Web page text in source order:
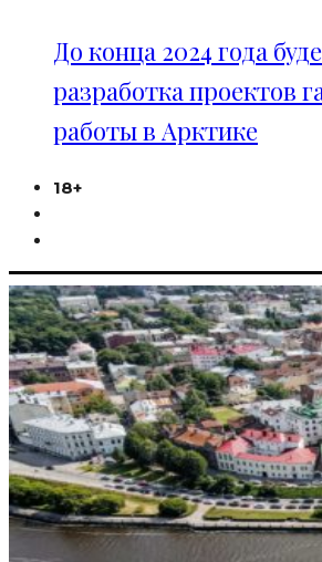
До конца 2024 года
разработка проектов
работы в Арктике
18+